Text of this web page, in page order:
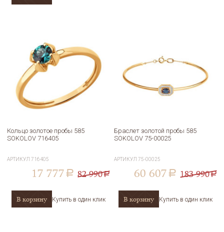
Кольцо золотое пробы 585
SOKOLOV 716405
АРТИКУЛ716405
17 777 a 82 990a
В корзину Купить в один клик
Браслет золотой пробы 585
SOKOLOV 75-00025
АРТИКУЛ75-00025
60 607 a 183 990a
В корзину Купить в один клик